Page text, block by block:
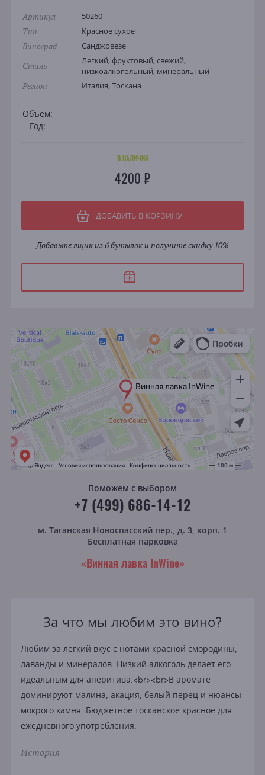
Артикул 50260
Тип Красное сухое
Виноград Санджовезе
Стиль
Легкий, фруктовый, свежий,
низкоалкогольный, минеральный
Регион Италия, Тоскана
Объем:
Год:
В НАЛИЧИИ
4200 ₽
ДОБАВИТЬ В КОРЗИНУ
Добавьте ящик из 6 бутылок и получите скидку 10%
Поможем с выбором
+7 (499) 686-14-12
м. Таганская Новоспасский пер., д. 3, корп. 1
Бесплатная парковка
«Винная лавка InWine»
За что мы любим это вино?
Любим за легкий вкус с нотами красной смородины,
лаванды и минералов. Низкий алкоголь делает его
идеальным для аперитива.<br><br>В аромате
доминируют малина, акация, белый перец и нюансы
мокрого камня. Бюджетное тосканское красное для
ежедневного употребления.
История